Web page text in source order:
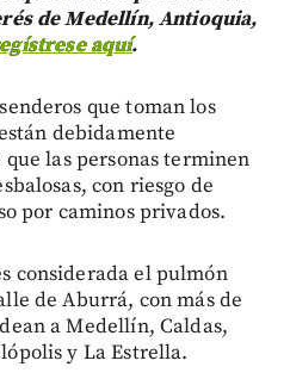
de Medellín, Antioquia,
aquí.
que toman los
debidamente
las personas terminen
con riesgo de
por caminos privados.
considerada el pulmón
de Aburrá, con más de
a Medellín, Caldas,
y La Estrella.